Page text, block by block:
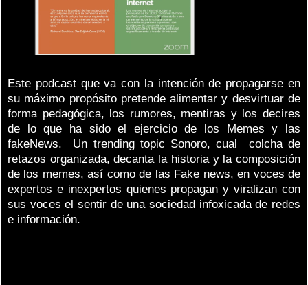
Este podcast que va con la intención de propagarse en
su máximo propósito pretende alimentar y desvirtuar de
forma pedagógica, los rumores, mentiras y los decires
de lo que ha sido el ejercicio de los Memes y las
fakeNews. Un trending topic Sonoro, cual colcha de
retazos organizada, decanta la historia y la composición
de los memes, así como de las Fake news, en voces de
expertos e inexpertos quienes propagan y viralizan con
sus voces el sentir de una sociedad infoxicada de redes
e información.